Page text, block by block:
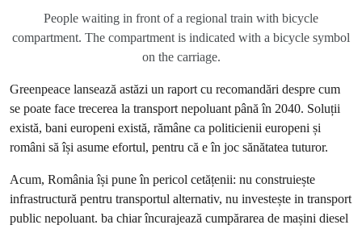
People waiting in front of a regional train with bicycle
compartment. The compartment is indicated with a bicycle symbol
on the carriage.
Greenpeace lansează astăzi un raport cu recomandări despre cum
se poate face trecerea la transport nepoluant până în 2040. Soluții
există, bani europeni există, rămâne ca politicienii europeni și
români să își asume efortul, pentru că e în joc sănătatea tuturor.
Acum, România își pune în pericol cetățenii: nu construiește
infrastructură pentru transportul alternativ, nu investește in transport
public nepoluant. ba chiar încurajează cumpărarea de mașini diesel